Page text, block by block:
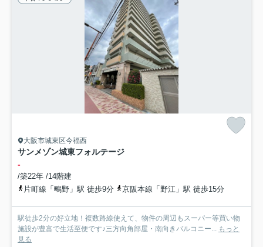
大阪市城東区今福西
サンメゾン城東フォルテージ
-
/築22年 /14階建
片町線「鴫野」駅 徒歩9分
京阪本線「野江」駅 徒歩15分
駅徒歩2分の好立地！複数路線使えて、物件の周辺もスーパー等買い物
施設が豊富で生活至便です♪三方向角部屋・南向きバルコニー... もっと
見る